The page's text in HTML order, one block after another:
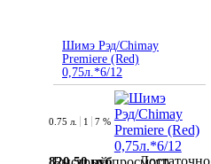
Шимэ Рэд/Chimay
Premiere (Red)
0,75л.*6/12
0.75 л. 1 7 %
820.50 руб.